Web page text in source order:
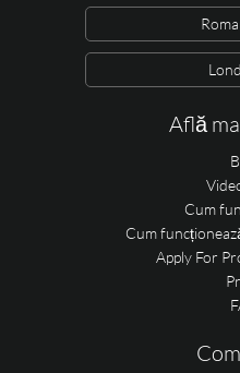
Află
Cum
Cum
Apply For